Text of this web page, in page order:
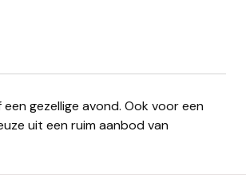
uit een ruim aanbod van